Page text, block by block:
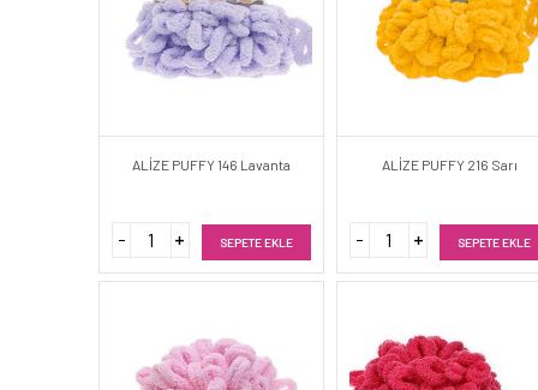
ALİZE PUFFY 146 Lavanta
SEPETE EKLE
ALİZE PUFFY 216 Sarı
SEPETE EKLE